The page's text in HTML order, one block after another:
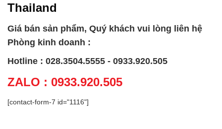
Thailand
Giá bán sản phẩm, Quý khách vui lòng liên hệ
Phòng kinh doanh :
Hotline : 028.3504.5555 - 0933.920.505
ZALO : 0933.920.505
[contact-form-7 id="1116"]